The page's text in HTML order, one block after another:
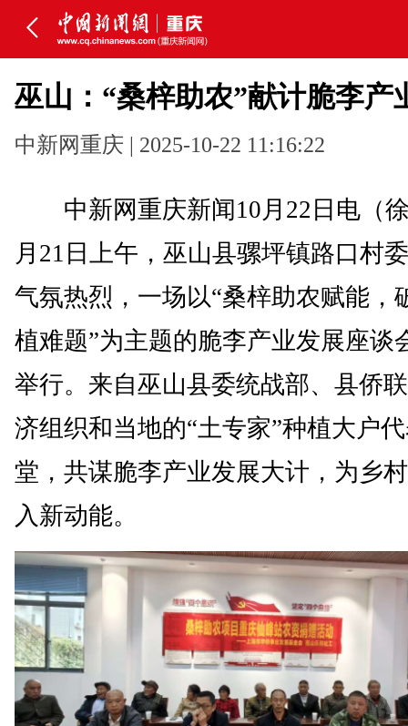
巫山：“桑梓助农”献计脆李产
中新网重庆 | 2025-10-22 11:16:22
中新网重庆新闻10月22日电（
月21日上午，巫山县骡坪镇路口村
气氛热烈，一场以“桑梓助农赋能，
植难题”为主题的脆李产业发展座谈
举行。来自巫山县委统战部、县侨
济组织和当地的“土专家”种植大户
堂，共谋脆李产业发展大计，为乡
入新动能。